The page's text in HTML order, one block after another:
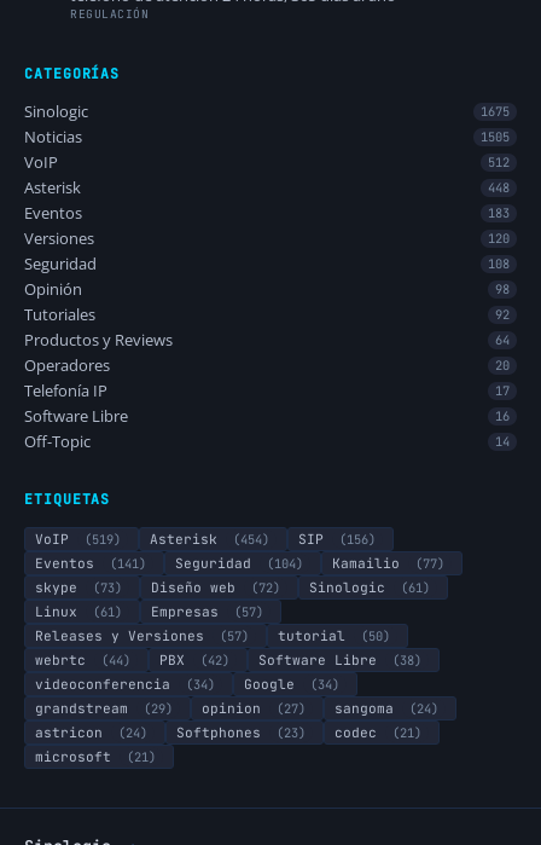
REGULACIÓN
CATEGORÍAS
Sinologic 1675
Noticias 1505
VoIP 512
Asterisk 448
Eventos 183
Versiones 120
Seguridad 108
Opinión 98
Tutoriales 92
Productos y Reviews 64
Operadores 20
Telefonía IP 17
Software Libre 16
Off-Topic 14
ETIQUETAS
VoIP (519) Asterisk (454) SIP
(156)
Eventos
(141) Seguridad (104) Kamailio
(77)
skype
(73) Diseño web (72) Sinologic
(61)
Linux
(61) Empresas
(57)
Releases y Versiones
(57) tutorial
(50)
webrtc
(44) PBX (42) Software Libre
(38)
videoconferencia
(34) Google
(34)
grandstream
(29) opinion (27) sangoma
(24)
astricon
(24) Softphones (23) codec
(21)
microsoft
(21)